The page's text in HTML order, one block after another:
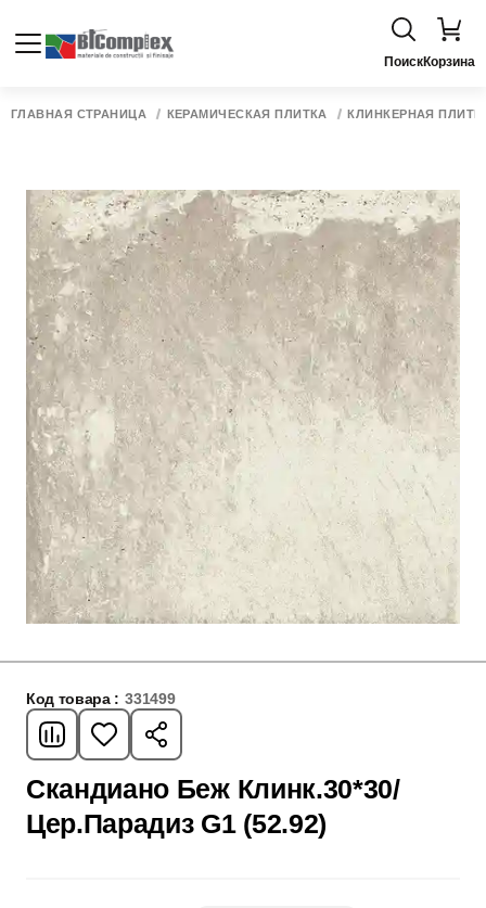
ПоискКорзина
ГЛАВНАЯ СТРАНИЦА КЕРАМИЧЕСКАЯ ПЛИТКА КЛИНКЕРНАЯ
Код товара : 331499
Скандиано Беж Клинк.30*30/
Цер.Парадиз G1 (52.92)